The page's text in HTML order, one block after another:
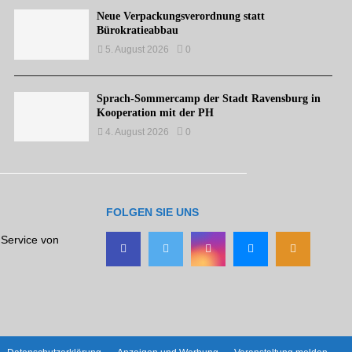
Neue Verpackungsverordnung statt
Bürokratieabbau
5. August 2026 0
Sprach-Sommercamp der Stadt Ravensburg in
Kooperation mit der PH
4. August 2026 0
von
FOLGEN SIE UNS